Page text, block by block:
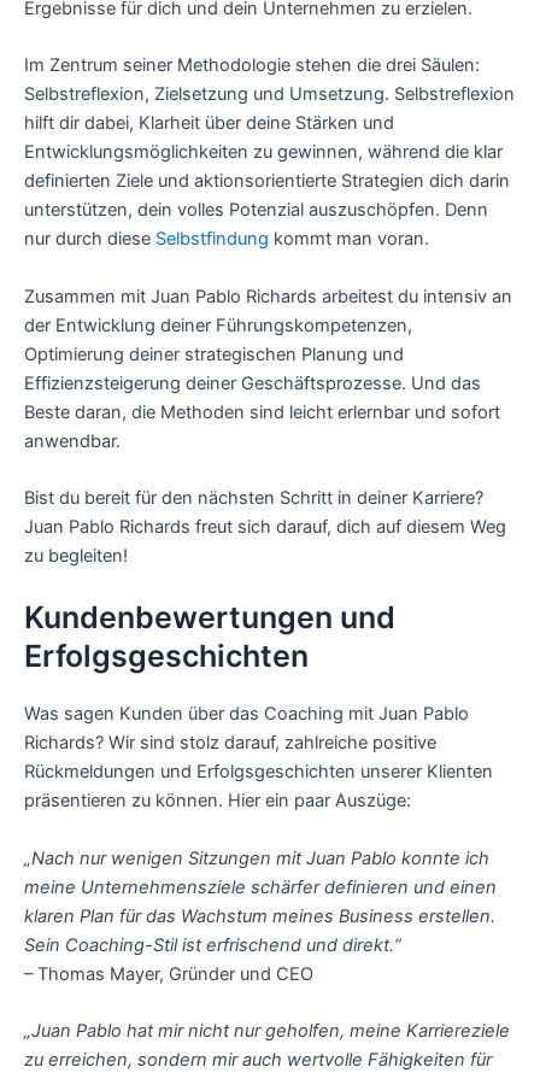
Ergebnisse für dich und dein Unternehmen zu erzielen.
Im Zentrum seiner Methodologie stehen die drei Säulen:
Selbstreflexion, Zielsetzung und Umsetzung. Selbstreflexion
hilft dir dabei, Klarheit über deine Stärken und
Entwicklungsmöglichkeiten zu gewinnen, während die klar
definierten Ziele und aktionsorientierte Strategien dich darin
unterstützen, dein volles Potenzial auszuschöpfen. Denn
nur durch diese Selbstfindung kommt man voran.
Zusammen mit Juan Pablo Richards arbeitest du intensiv an
der Entwicklung deiner Führungskompetenzen,
Optimierung deiner strategischen Planung und
Effizienzsteigerung deiner Geschäftsprozesse. Und das
Beste daran, die Methoden sind leicht erlernbar und sofort
anwendbar.
Bist du bereit für den nächsten Schritt in deiner Karriere?
Juan Pablo Richards freut sich darauf, dich auf diesem Weg
zu begleiten!
Kundenbewertungen und
Erfolgsgeschichten
Was sagen Kunden über das Coaching mit Juan Pablo
Richards? Wir sind stolz darauf, zahlreiche positive
Rückmeldungen und Erfolgsgeschichten unserer Klienten
präsentieren zu können. Hier ein paar Auszüge:
„Nach nur wenigen Sitzungen mit Juan Pablo konnte ich
meine Unternehmensziele schärfer definieren und einen
klaren Plan für das Wachstum meines Business erstellen.
Sein Coaching-Stil ist erfrischend und direkt.“
– Thomas Mayer, Gründer und CEO
„Juan Pablo hat mir nicht nur geholfen, meine Karriereziele
zu erreichen, sondern mir auch wertvolle Fähigkeiten für